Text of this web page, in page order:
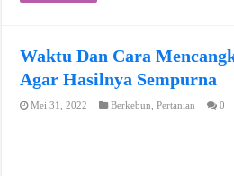
Waktu Dan Cara
Agar Hasilnya Sempurna
Mei 31, 2022 Berkebun ,Pertanian 0